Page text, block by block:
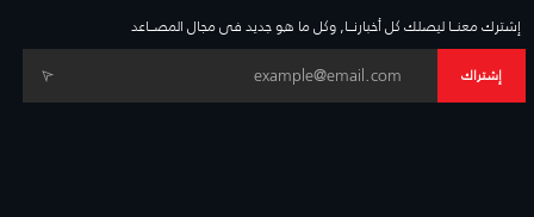
إشترك معنــا ليصلك كل أخبارنــا, وكل ما هو جديد فى مجال المصــاعد